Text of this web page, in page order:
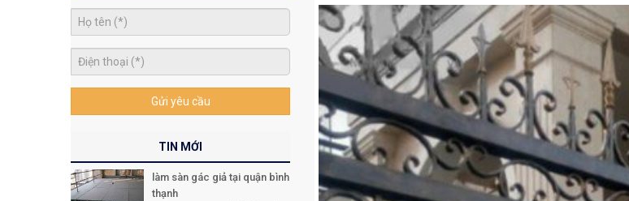
Gửi yêu cầu
TIN MỚI
làm sàn gác giả tại quận bình
thạnh